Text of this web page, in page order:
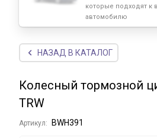
которые подходят к
автомобилю
НАЗАД В КАТАЛОГ
Колесный тормозной
TRW
Артикул: BWH391